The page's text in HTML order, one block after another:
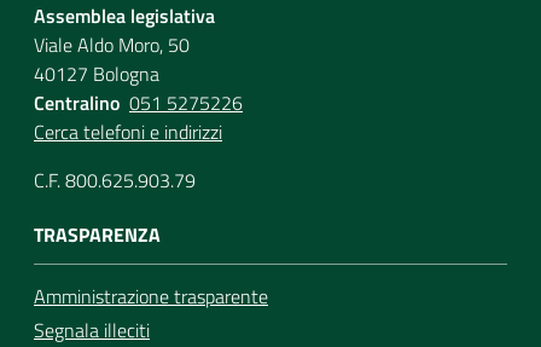
Per i cittadini
Assemblea legislativa
Viale Aldo Moro, 50
40127 Bologna
Centralino 051 5275226
Cerca telefoni e indirizzi
C.F. 800.625.903.79
TRASPARENZA
Amministrazione trasparente
Segnala illeciti